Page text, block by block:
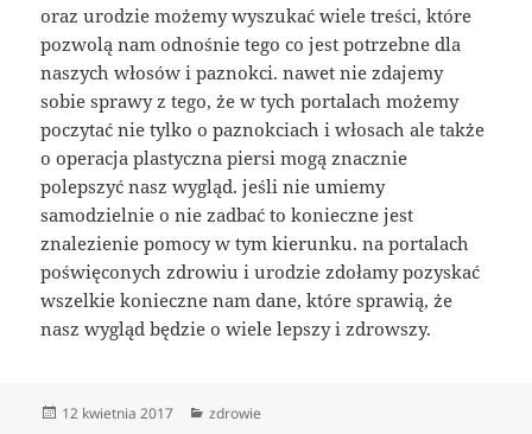
oraz urodzie możemy wyszukać wiele treści, które
pozwolą nam odnośnie tego co jest potrzebne dla
naszych włosów i paznokci. nawet nie zdajemy
sobie sprawy z tego, że w tych portalach możemy
poczytać nie tylko o paznokciach i włosach ale także
o operacja plastyczna piersi mogą znacznie
polepszyć nasz wygląd. jeśli nie umiemy
samodzielnie o nie zadbać to konieczne jest
znalezienie pomocy w tym kierunku. na portalach
poświęconych zdrowiu i urodzie zdołamy pozyskać
wszelkie konieczne nam dane, które sprawią, że
nasz wygląd będzie o wiele lepszy i zdrowszy.
Data
12 kwietnia 2017 Kategorie
zdrowie